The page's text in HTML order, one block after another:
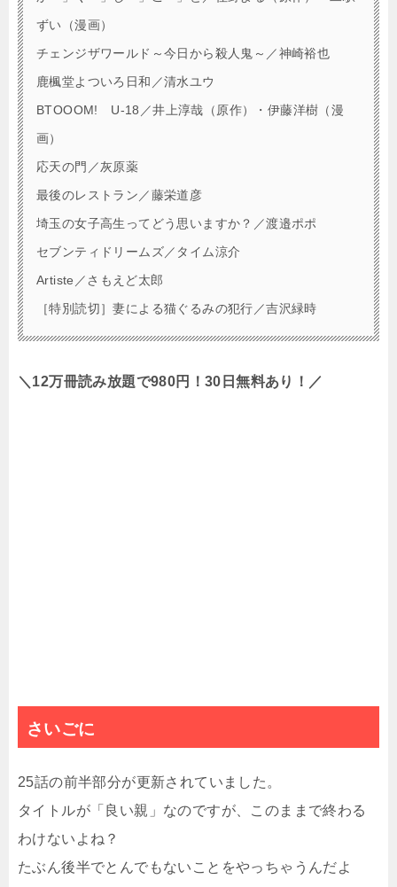
ずい（漫画）
チェンジザワールド～今日から殺人鬼～／神崎裕也
鹿楓堂よついろ日和／清水ユウ
BTOOOM! U-18／井上淳哉（原作）・伊藤洋樹（漫
画）
応天の門／灰原薬
最後のレストラン／藤栄道彦
埼玉の女子高生ってどう思いますか？／渡邉ポポ
セブンティドリームズ／タイム涼介
Artiste／さもえど太郎
［特別読切］妻による猫ぐるみの犯行／吉沢緑時
＼12万冊読み放題で980円！30日無料あり！／
さいごに
25話の前半部分が更新されていました。
タイトルが「良い親」なのですが、このままで終わる
わけないよね？
たぶん後半でとんでもないことをやっちゃうんだよ